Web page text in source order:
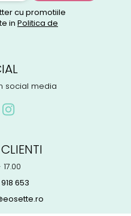
cu promotiile
in Politica de
social media
653